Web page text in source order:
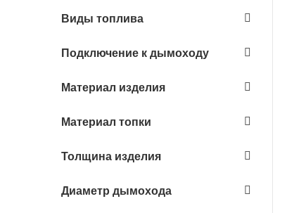
Виды топлива
Подключение к дымоходу
Материал изделия
Материал топки
Толщина изделия
Диаметр дымохода